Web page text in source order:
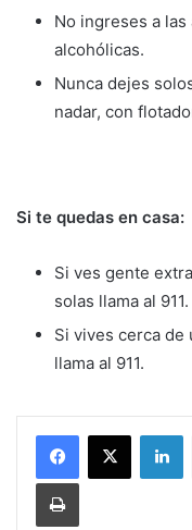
No ingreses a
alcohólicas.
Nunca dejes
nadar, con
Si te quedas en casa:
Si ves gente
solas llama al 911.
Si vives cerca de
llama al 911.
Print